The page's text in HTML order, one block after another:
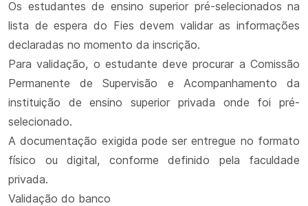
Os estudantes de ensino superior pré-selecionados na
lista de espera do Fies devem validar as informações
declaradas no momento da inscrição.​​
​​Para validação, o estudante deve procurar a Comissão
Permanente de Supervisão e Acompanhamento da
instituição de ensino superior privada onde foi pré-
selecionado.
A documentação exigida pode ser entregue no formato
físico ou digital, conforme definido pela faculdade
privada.
Validação do banco